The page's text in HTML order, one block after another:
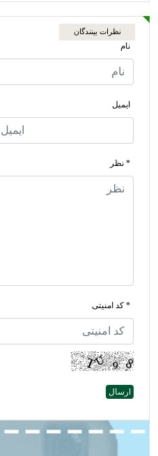
نظرات بینندگان
نام
ایمیل
* نظر
* کد امنیتی